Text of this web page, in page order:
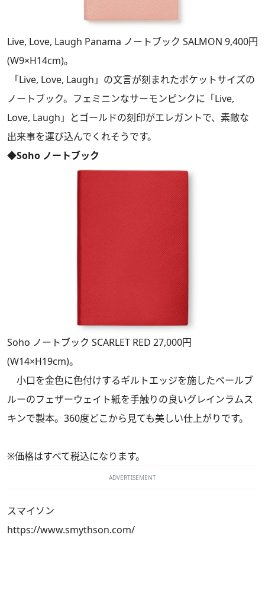
Live, Love, Laugh Panama ノートブック SALMON 9,400円
(W9×H14cm)。
「Live, Love, Laugh」の文言が刻まれたポケットサイズの
ノートブック。フェミニンなサーモンピンクに「Live,
Love, Laugh」とゴールドの刻印がエレガントで、素敵な
出来事を運び込んでくれそうです。
◆Soho ノートブック
Soho ノートブック SCARLET RED 27,000円
(W14×H19cm)。
小口を金色に色付けするギルトエッジを施したペールブ
ルーのフェザーウェイト紙を手触りの良いグレインラムス
キンで製本。360度どこから見ても美しい仕上がりです。
※価格はすべて税込になります。
ADVERTISEMENT
スマイソン
https://www.smythson.com/